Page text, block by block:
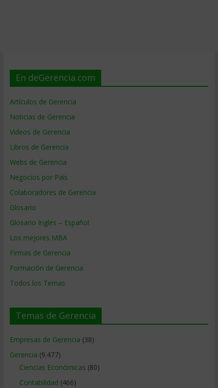
En deGerencia.com
Artículos de Gerencia
Noticias de Gerencia
Videos de Gerencia
Libros de Gerencia
Webs de Gerencia
Negocios por País
Colaboradores de Gerencia
Glosario
Glosario Inglés – Español
Los mejores MBA
Firmas de Gerencia
Formación de Gerencia
Todos los Temas
Temas de Gerencia
Empresas de Gerencia (38)
Gerencia (9.477)
Ciencias Económicas (80)
Contabilidad (466)